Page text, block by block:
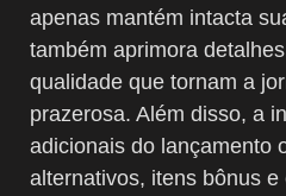
apenas mantém intacta
também aprimora
qualidade que tornam a
prazerosa. Além disso, a
adicionais do lançamento
alternativos, itens bônus